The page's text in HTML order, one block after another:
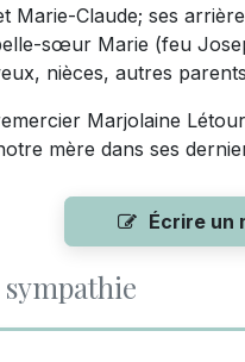
Marie-Claude; ses
sœur Marie (feu
nièces, autres
Marjolaine
mère dans ses
Écrire un
sympathie